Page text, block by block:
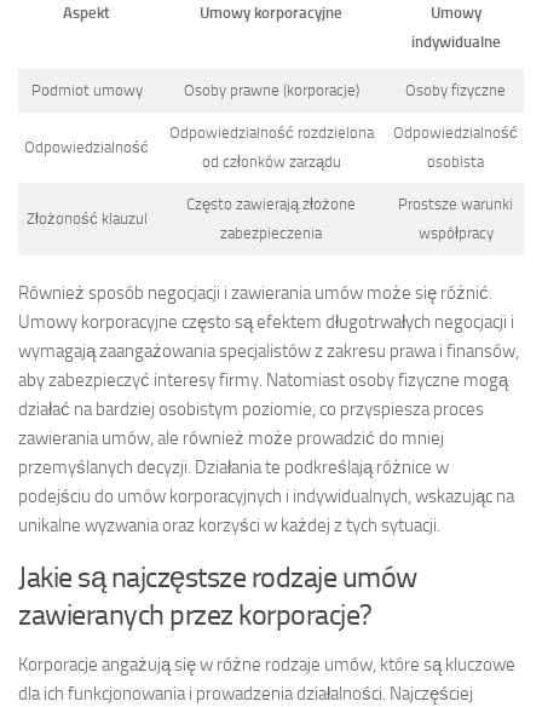
Aspekt Umowy korporacyjne
Umowy
indywidualne
Podmiot umowy Osoby prawne (korporacje) Osoby fizyczne
Odpowiedzialność
Odpowiedzialność rozdzielona
od członków zarządu
Odpowiedzialność
osobista
Złożoność klauzul
Często zawierają złożone
zabezpieczenia
Prostsze warunki
współpracy
Również sposób negocjacji i zawierania umów może się różnić.
Umowy korporacyjne często są efektem długotrwałych negocjacji i
wymagają zaangażowania specjalistów z zakresu prawa i finansów,
aby zabezpieczyć interesy firmy. Natomiast osoby fizyczne mogą
działać na bardziej osobistym poziomie, co przyspiesza proces
zawierania umów, ale również może prowadzić do mniej
przemyślanych decyzji. Działania te podkreślają różnice w
podejściu do umów korporacyjnych i indywidualnych, wskazując na
unikalne wyzwania oraz korzyści w każdej z tych sytuacji.
Jakie są najczęstsze rodzaje umów
zawieranych przez korporacje?
Korporacje angażują się w różne rodzaje umów, które są kluczowe
dla ich funkcjonowania i prowadzenia działalności. Najczęściej